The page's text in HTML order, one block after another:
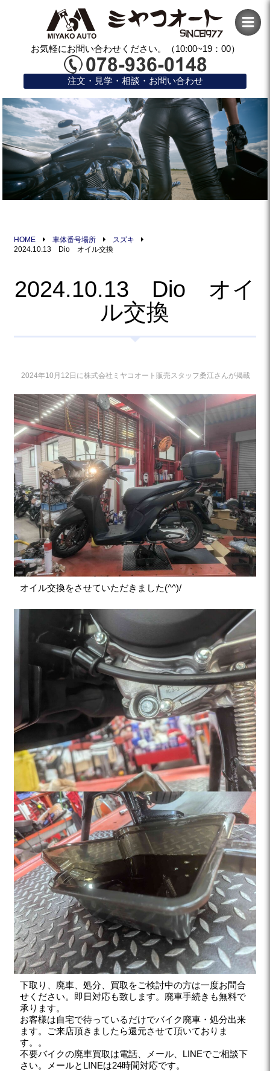
お気軽にお問い合わせください。（10:00~19：00）
注文・見学・相談・お問い合わせ
HOME 車体番号場所
スズキ
2024.10.13 Dio オイル交換
2024.10.13 Dio オイ
ル交換
2024年10月12日に株式会社ミヤコオート販売スタッフ桑江さんが掲載
オイル交換をさせていただきました(^^)/
下取り、廃車、処分、買取をご検討中の方は一度お問合
せください。即日対応も致します。廃車手続きも無料で
承ります。
お客様は自宅で待っているだけでバイク廃車・処分出来
ます。ご来店頂きましたら還元させて頂いておりま
す。。
不要バイクの廃車買取は電話、メール、LINEでご相談下
さい。メールとLINEは24時間対応です。